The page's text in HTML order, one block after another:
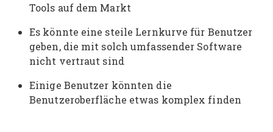
Tools auf dem Markt
Es könnte eine steile Lernkurve für Benutzer
geben, die mit solch umfassender Software
nicht vertraut sind
Einige Benutzer könnten die
Benutzeroberfläche etwas komplex finden